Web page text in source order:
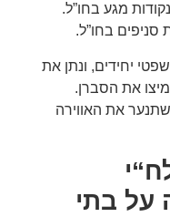
מגע בחו”ל.
בחו”ל.
יחידים, ונתן את
את הסברן.
את האווירה
“י
על בתי